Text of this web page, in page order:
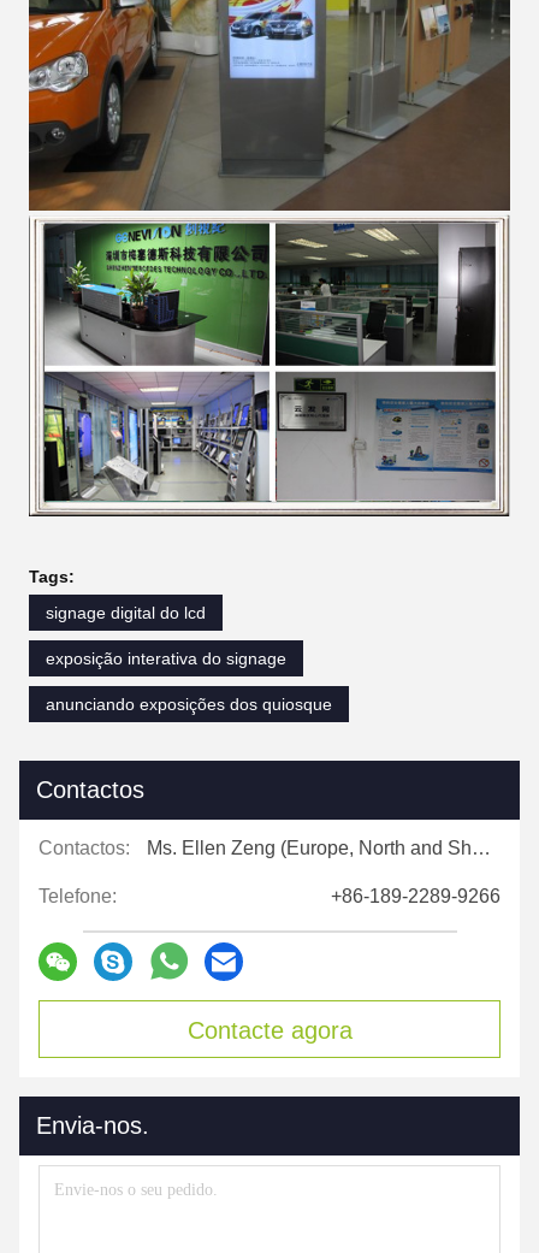
Tags:
signage digital do lcd
exposição interativa do signage
anunciando exposições dos quiosque
Contactos
Contactos: Ms. Ellen Zeng (Europe, North and Shouth America)
Telefone: +86-189-2289-9266
Contacte agora
Envia-nos.